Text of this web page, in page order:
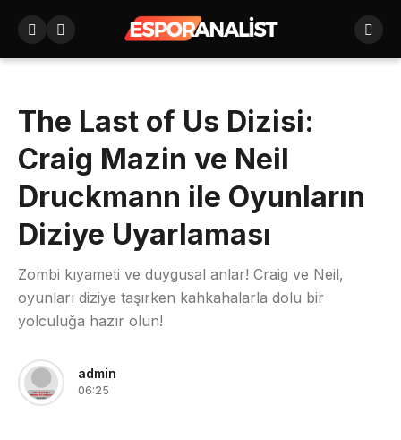
The Last of Us Dizisi:
Craig Mazin ve Neil
Druckmann ile Oyunların
Diziye Uyarlaması
Zombi kıyameti ve duygusal anlar! Craig ve Neil,
oyunları diziye taşırken kahkahalarla dolu bir
yolculuğa hazır olun!
admin
06:25